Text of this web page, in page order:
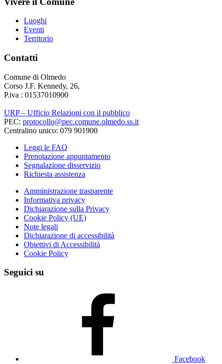
Luoghi
Eventi
Territorio
Contatti
Comune di Olmedo
Corso J.F. Kennedy, 26,
P.iva : 01537010900
URP – Ufficio Relazioni con il pubblico
PEC: protocollo@pec.comune.olmedo.ss.it
Centralino unico: 079 901900
Leggi le FAQ
Prenotazione appuntamento
Segnalazione disservizio
Richiesta assistenza
Amministrazione trasparente
Informativa privacy
Dichiarazione sulla Privacy
Cookie Policy (UE)
Note legali
Dichiarazione di accessibilità
Obiettivi di Accessibilità
Cookie Policy
Seguici su
Facebook